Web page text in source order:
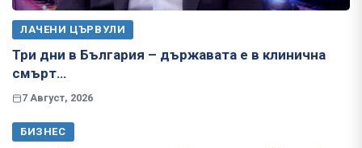
ЛАЧЕНИ ЦЪРВУЛИ
Три дни в България – държавата е в клинична
смърт…
7 Август, 2026
БИЗНЕС